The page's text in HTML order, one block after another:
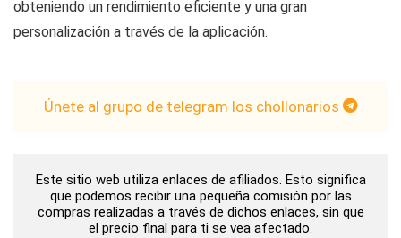
obteniendo un rendimiento eficiente y una gran
personalización a través de la aplicación.
Únete al grupo de telegram los chollonarios
Este sitio web utiliza enlaces de afiliados. Esto significa
que podemos recibir una pequeña comisión por las
compras realizadas a través de dichos enlaces, sin que
el precio final para ti se vea afectado.